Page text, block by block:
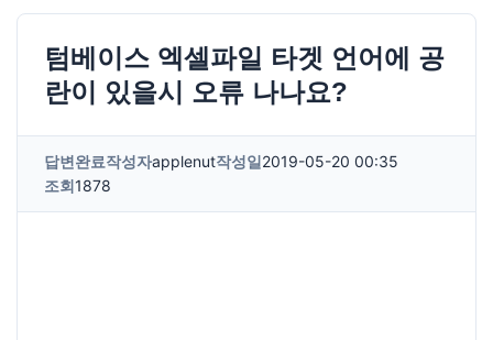
텀베이스 엑셀파일 타겟 언어에 공
란이 있을시 오류 나나요?
답변완료작성자applenut작성일2019-05-20 00:35
조회1878